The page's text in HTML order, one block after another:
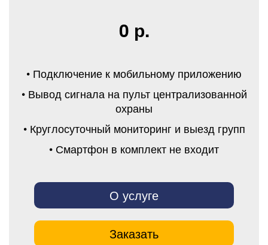
0 р.
• Подключение к мобильному приложению
• Вывод сигнала на пульт централизованной
охраны
• Круглосуточный мониторинг и выезд групп
• Смартфон в комплект не входит
О услуге
Заказать